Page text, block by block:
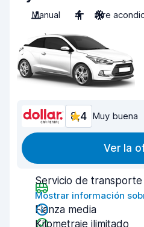
Manual
4 Aire
8,4 Muy buena
Ver la
Servicio de
Mostrar información
Fianza media
Kilometraje ilimitado